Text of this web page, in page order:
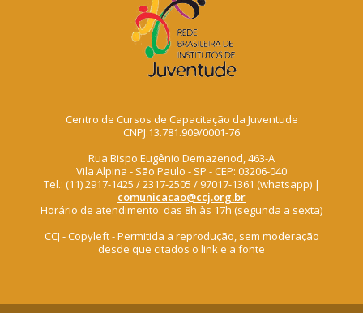
Centro de Cursos de Capacitação da Juventude
CNPJ:13.781.909/0001-76
Rua Bispo Eugênio Demazenod, 463-A
Vila Alpina - São Paulo - SP - CEP: 03206-040
Tel.: (11) 2917-1425 / 2317-2505 / 97017-1361 (whatsapp) |
comunicacao@ccj.org.br
Horário de atendimento: das 8h às 17h (segunda a sexta)
CCJ - Copyleft - Permitida a reprodução, sem moderação
desde que citados o link e a fonte